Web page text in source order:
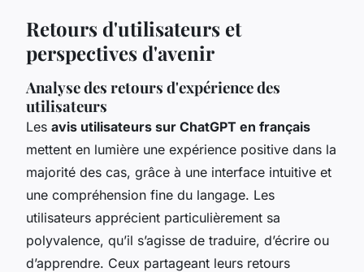
Retours d'utilisateurs et
perspectives d'avenir
Analyse des retours d'expérience des
utilisateurs
Les avis utilisateurs sur ChatGPT en français
mettent en lumière une expérience positive dans la
majorité des cas, grâce à une interface intuitive et
une compréhension fine du langage. Les
utilisateurs apprécient particulièrement sa
polyvalence, qu’il s’agisse de traduire, d’écrire ou
d’apprendre. Ceux partageant leurs retours